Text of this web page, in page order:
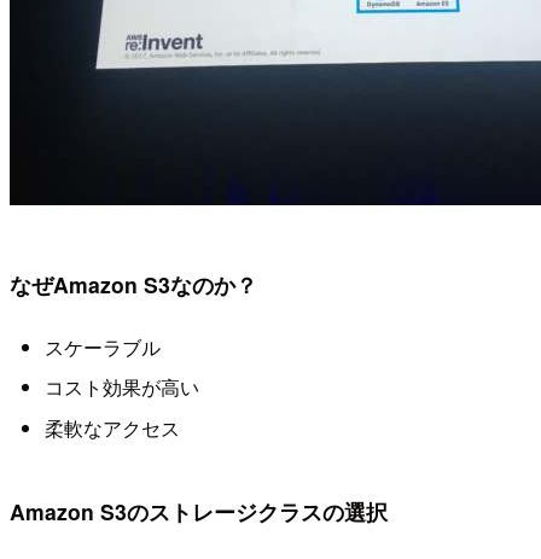
なぜAmazon S3なのか？
スケーラブル
コスト効果が高い
柔軟なアクセス
Amazon S3のストレージクラスの選択